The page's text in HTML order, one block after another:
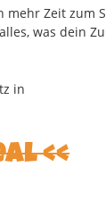
Zeit zum
was dein
in